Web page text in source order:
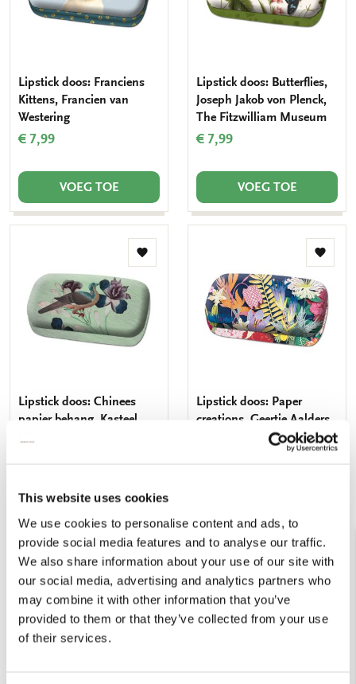
This website uses cookies
We use cookies to personalise content and ads, to
provide social media features and to analyse our traffic.
We also share information about your use of our site with
our social media, advertising and analytics partners who
may combine it with other information that you’ve
provided to them or that they’ve collected from your use
of their services.
Lipstick doos: Franciens
Kittens, Francien van
Westering
€ 7,99
VOEG TOE
Lipstick doos: Butterflies,
Joseph Jakob von Plenck,
The Fitzwilliam Museum
€ 7,99
VOEG TOE
Toevoegen
verlanglijst
Lipstick doos: Chinees
papier behang, Kasteel
VOEG TOE
Lipstick doos: Paper
creations, Geertje Aalders
Toevoegen
aan
verlanglijst